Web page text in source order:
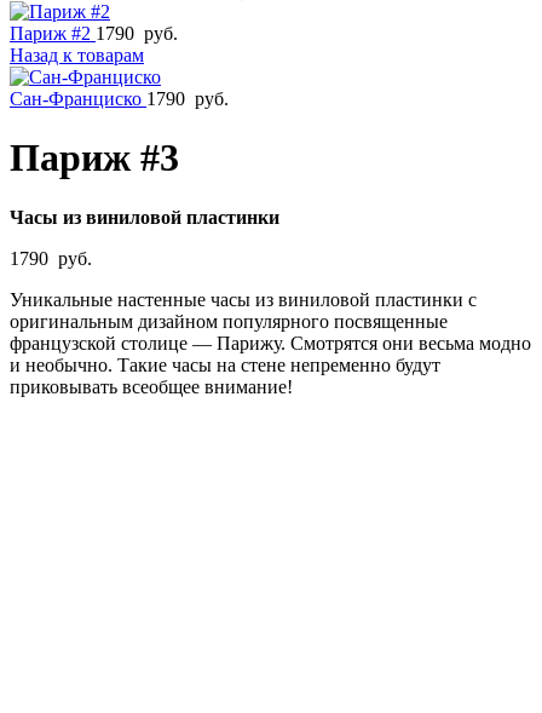
Париж #2 1790 руб.
Назад к товарам
Сан-Франциско 1790 руб.
Париж #3
Часы из виниловой пластинки
1790 руб.
Уникальные настенные часы из виниловой пластинки с
оригинальным дизайном популярного посвященные
французской столице — Парижу. Смотрятся они весьма модно
и необычно. Такие часы на стене непременно будут
приковывать всеобщее внимание!